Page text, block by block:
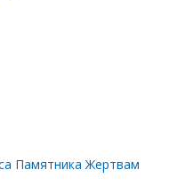
Памятника Жертвам